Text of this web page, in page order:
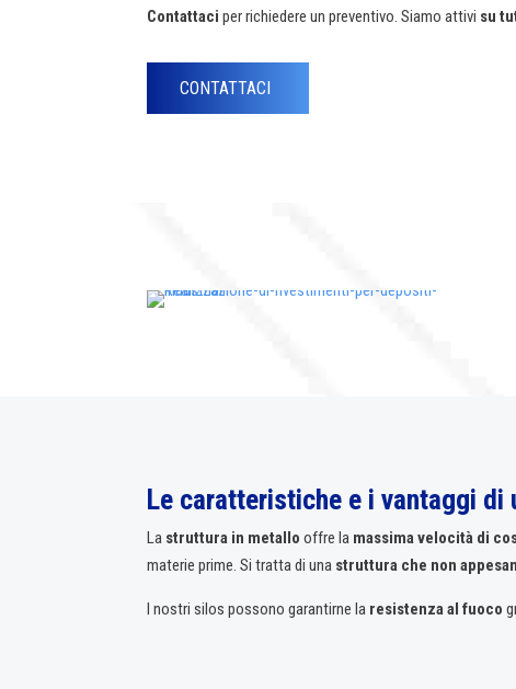
Contattaci per richiedere un preventivo. Siamo attivi su
CONTATTACI
Le caratteristiche e i vantaggi
La struttura in metallo offre la massima velocità di
materie prime. Si tratta di una struttura che non
I nostri silos possono garantirne la resistenza al fuoco